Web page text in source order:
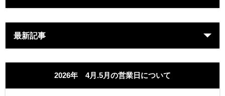
最新記事
2026年 4月.5月の営業日について